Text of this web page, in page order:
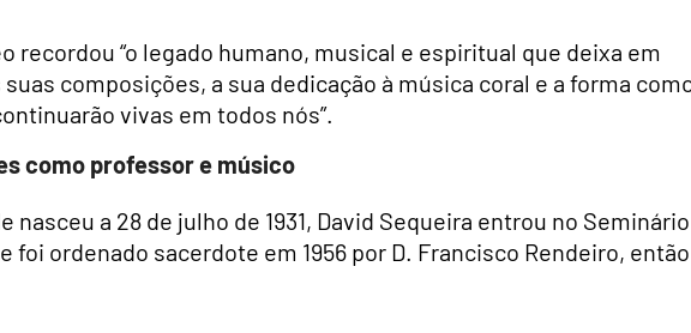
recordou “o legado humano, musical e espiritual que deixa em
suas composições, a sua dedicação à música coral e a forma
vivas em todos nós”.
como professor e músico
nasceu a 28 de julho de 1931, David Sequeira entrou no Seminário
foi ordenado sacerdote em 1956 por D. Francisco Rendeiro, então